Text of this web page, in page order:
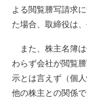
よる閲覧謄写請求
た場合、取締役は
また、株主名簿
わらず会社が閲覧
示とは言えず（個
他の株主との関係